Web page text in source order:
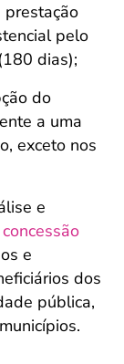
prestação
pelo
dias);
do
a uma
exceto nos
e
concessão
e
dos
pública,